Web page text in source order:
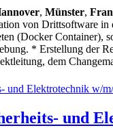
, Münster,
von Drittsoftware in
(Docker Container),
* Erstellung der
dem
und